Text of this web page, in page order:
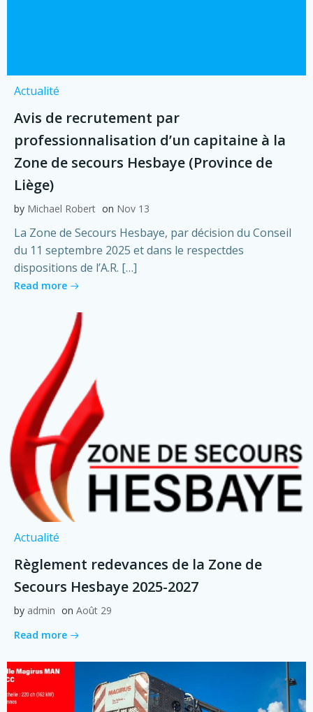
Actualité
Avis de recrutement par
professionnalisation d’un capitaine à la
Zone de secours Hesbaye (Province de
Liège)
by Michael Robert on Nov 13
La Zone de Secours Hesbaye, par décision du Conseil
du 11 septembre 2025 et dans le respectdes
dispositions de l’A.R. […]
Read more
Actualité
Règlement redevances de la Zone de
Secours Hesbaye 2025-2027
by admin on Août 29
Read more